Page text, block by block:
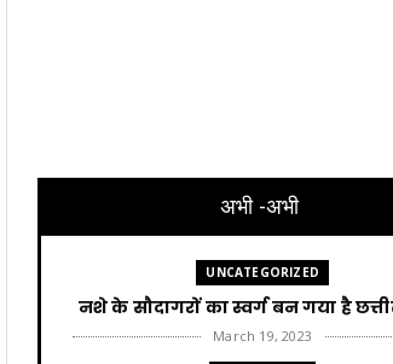
अभी -अभी
UNCATEGORIZED
नशे के सौदागरों का स्वर्ग बन गया है
March 19, 2023